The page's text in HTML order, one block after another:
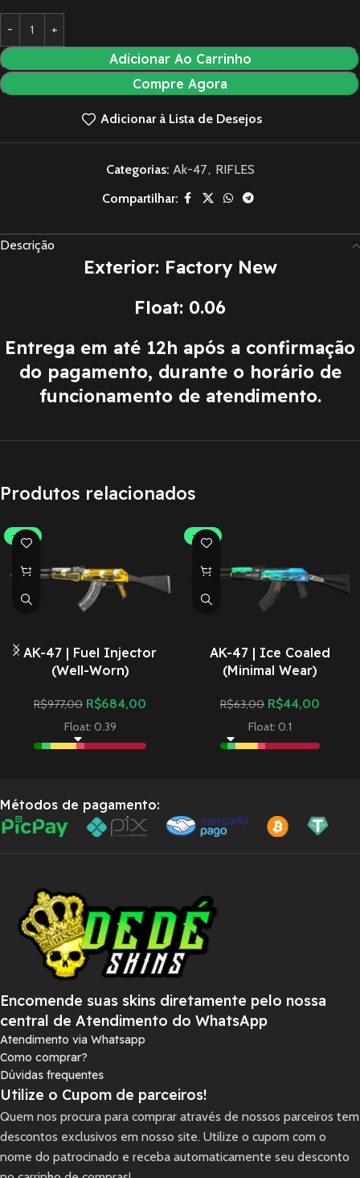
Adicionar Ao Carrinho
Compre Agora
Adicionar à Lista de Desejos
Categorias: Ak-47, RIFLES
Compartilhar:
Descrição
Exterior: Factory New
Float: 0.06
Entrega em até 12h após a confirmação
do pagamento, durante o horário de
funcionamento de atendimento.
Produtos relacionados
-30%
AK-47 | Fuel Injector
(Well-Worn)
R$977,00 R$684,00
Float: 0.39
-30%
AK-47 | Ice Coaled
(Minimal Wear)
R$63,00 R$44,00
Float: 0.1
Métodos de pagamento:
Encomende suas skins diretamente pelo nossa
central de Atendimento do WhatsApp
Atendimento via Whatsapp
Como comprar?
Dúvidas frequentes
Utilize o Cupom de parceiros!
Quem nos procura para comprar através de nossos parceiros tem
descontos exclusivos em nosso site. Utilize o cupom com o
nome do patrocinado e receba automaticamente seu desconto